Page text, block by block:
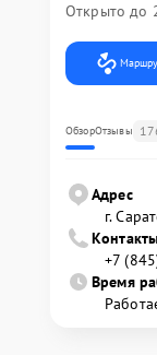
Открыто до
ОбзорОтзывы
Адрес
г.
Контакты
+7
Время